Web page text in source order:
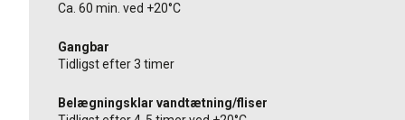
Ca. 60 min. ved +20°C
Gangbar
Tidligst efter 3 timer
Belægningsklar vandtætning/fliser